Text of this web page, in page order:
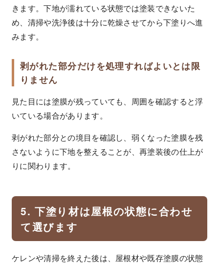
きます。下地が濡れている状態では塗装できないた
め、清掃や洗浄後は十分に乾燥させてから下塗りへ進
みます。
剥がれた部分だけを処理すればよいとは限
りません
見た目には塗膜が残っていても、周囲を確認すると浮
いている場合があります。
剥がれた部分との境目を確認し、弱くなった塗膜を残
さないように下地を整えることが、再塗装後の仕上が
りに関わります。
5. 下塗り材は屋根の状態に合わせ
て選びます
ケレンや清掃を終えた後は、屋根材や既存塗膜の状態